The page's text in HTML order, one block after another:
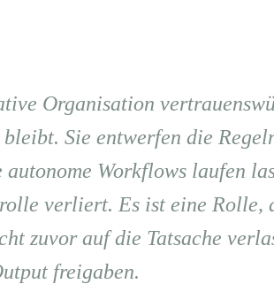
Organisation
Sie entwerfen die
Workflows laufen
verliert. Es ist eine Rolle,
zuvor auf die Tatsache
freigaben.